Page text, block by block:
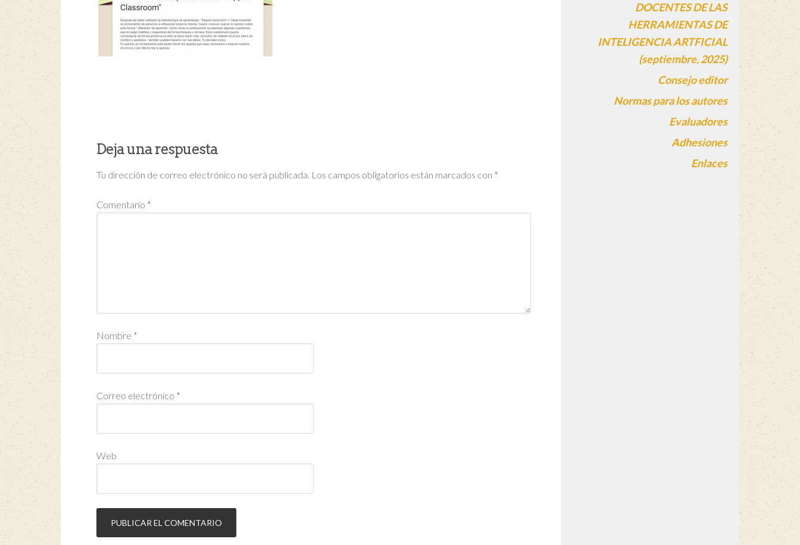
Deja una respuesta
Tu dirección de correo electrónico no será publicada. Los campos obligatorios están marcados con *
Comentario *
Nombre *
Correo electrónico *
Web
DOCENTES DE LAS
HERRAMIENTAS DE
INTELIGENCIA ARTFICIAL
(septiembre, 2025)
Consejo editor
Normas para los autores
Evaluadores
Adhesiones
Enlaces